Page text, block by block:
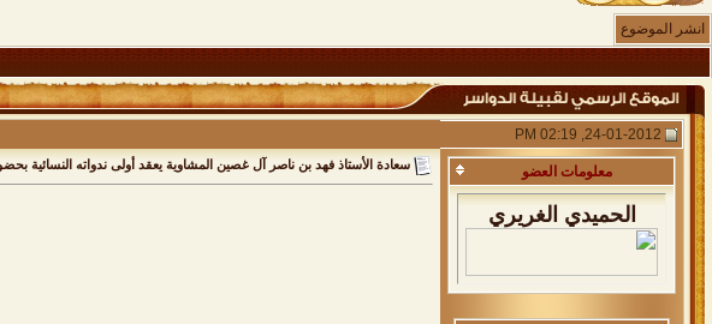
انشر الموضوع
معلومات العضو
الحميدي الغريري
سعادة الأستاذ فهد بن ناصر آل غصين المشاوية يعقد أولى ندواته النسائية